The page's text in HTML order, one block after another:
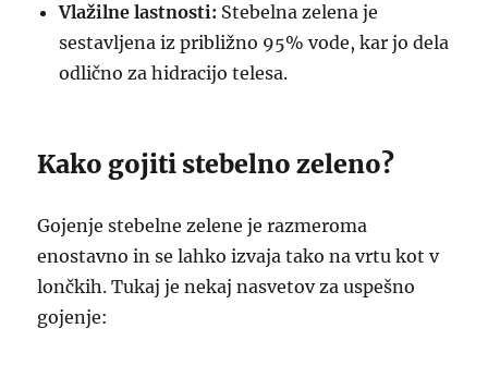
Vlažilne lastnosti: Stebelna zelena je
sestavljena iz približno 95% vode, kar jo dela
odlično za hidracijo telesa.
Kako gojiti stebelno zeleno?
Gojenje stebelne zelene je razmeroma
enostavno in se lahko izvaja tako na vrtu kot v
lončkih. Tukaj je nekaj nasvetov za uspešno
gojenje: